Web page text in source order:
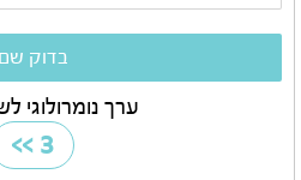
ערך נומרולוגי
3
>>